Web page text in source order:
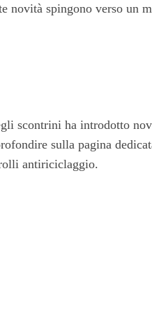
novità spingono verso un
scontrini ha introdotto
sulla pagina
antiriciclaggio.